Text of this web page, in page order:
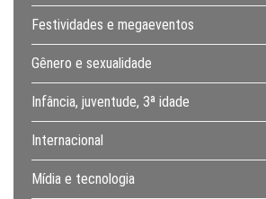
Festividades e megaeventos
Gênero e sexualidade
Infância, juventude, 3ª idade
Internacional
Mídia e tecnologia